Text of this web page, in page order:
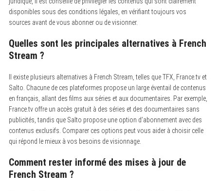
disponibles sous des conditions légales, en vérifiant toujours vos
sources avant de vous abonner ou de visionner.
Quelles sont les principales alternatives à French
Stream ?
Il existe plusieurs alternatives à French Stream, telles que TFX, France.tv et
Salto. Chacune de ces plateformes propose un large éventail de contenus
en français, allant des films aux séries et aux documentaires. Par exemple,
France.tv offre un accès gratuit à des séries et des documentaires sans
publicités, tandis que Salto propose une option d’abonnement avec des
contenus exclusifs. Comparer ces options peut vous aider à choisir celle
qui répond le mieux à vos besoins de visionnage.
Comment rester informé des mises à jour de
French Stream ?